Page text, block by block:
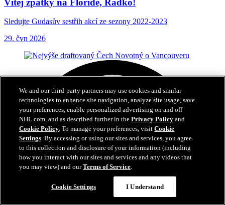
Sledujte Gudasův sestřih akcí ze sezony 2022-2023
29. čvn 2026
We and our third-party partners may use cookies and similar
technologies to enhance site navigation, analyze site usage, save
your preferences, enable personalized advertising on and off
NHL.com, and as described further in thePrivacy Policy and
Cookie Policy. To manage your preferences, visitCookie
Settings. By accessing or using our sites and services, you agree
to this collection and disclosure of your information (including
how you interact with our sites and services and any videos that
you may view) and ourTerms of Service.
Cookie Settings I Understand